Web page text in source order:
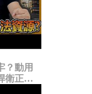
？動用
衛正義